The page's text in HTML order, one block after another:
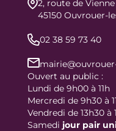
2, route de Vienne
45150 Ouvrouer-
02 38 59 73 40
Ouvert au public :
Lundi de 9h00 à 11h
Mercredi de 9h30 à
Vendredi de 13h30 à
Samedi jour pair